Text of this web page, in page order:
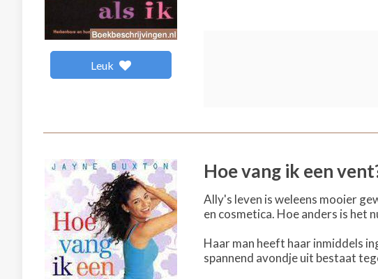
Leuk
Hoe vang ik een
Ally's leven is weleens mooier
en cosmetica. Hoe anders is het
Haar man heeft haar inmiddels
spannend avondje uit bestaat